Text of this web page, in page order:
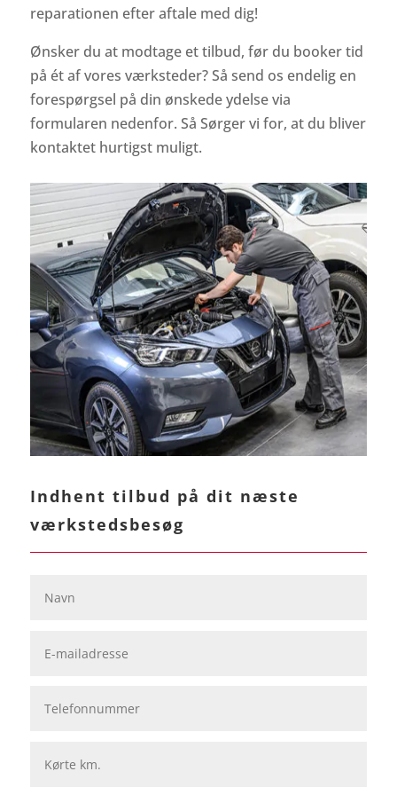
reparationen efter aftale med dig!
Ønsker du at modtage et tilbud, før du booker tid
på ét af vores værksteder? Så send os endelig en
forespørgsel på din ønskede ydelse via
formularen nedenfor. Så Sørger vi for, at du bliver
kontaktet hurtigst muligt.
Indhent tilbud på dit næste
værkstedsbesøg